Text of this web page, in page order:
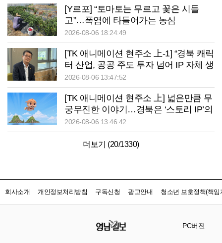
[Y르포] “토마토는 무르고 꽃은 시들
고”…폭염에 타들어가는 농심
2026-08-06 18:24:49
[TK 애니메이션 현주소 上-1] “경북 캐릭
터 산업, 공공 주도 투자 넘어 IP 자체 생
태계 구축 필요”
2026-08-06 13:47:52
[TK 애니메이션 현주소 上] 넓은만큼 무
궁무진한 이야기…경북은 ‘스토리 IP’의
원천
2026-08-06 13:46:42
더보기 (20/1330)
회사소개 개인정보처리방침 구독신청 광고안내 청소년 보호정책(책임
PC버전